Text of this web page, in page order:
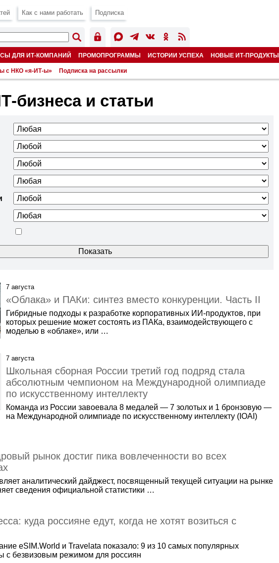
Как с нами работать Подписка
ДЛЯ ИТ-КОМПАНИЙ ПРОМОПРОГРАММЫ ИСТОРИИ УСПЕХА НОВЫЕ ИТ-ПРОДУКТЫ
с НКО «я-ИТ-ы» Подписка на рассылки
бизнеса и статьи
7 августа
«Облака» и ПАКи: синтез вместо конкуренции. Часть II
Гибридные подходы к разработке корпоративных ИИ-продуктов, при
которых решение может состоять из ПАКа, взаимодействующего с
моделью в «облаке», или …
7 августа
Школьная сборная России третий год подряд стала
абсолютным чемпионом на Международной олимпиаде
по искусственному интеллекту
Команда из России завоевала 8 медалей — 7 золотых и 1 бронзовую —
на Международной олимпиаде по искусственному интеллекту (IOAI)
рынок достиг пика вовлеченности во всех
аналитический дайджест, посвященный текущей ситуации на рынке
сведения официальной статистики …
куда россияне едут, когда не хотят возиться с
eSIM.World и Travelata показало: 9 из 10 самых популярных
с безвизовым режимом для россиян